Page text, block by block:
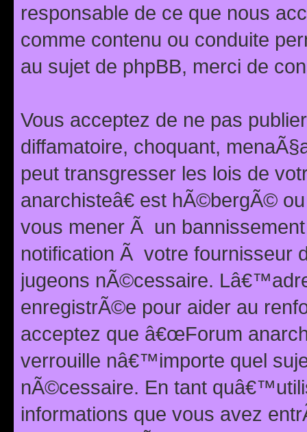
responsable de ce que nous
comme contenu ou conduite
au sujet de phpBB, merci de
Vous acceptez de ne pas
diffamatoire, choquant,
peut transgresser les lois de
anarchisteâ€ est hÃ©bergÃ©
vous mener Ã un
notification Ã votre fournisseur
jugeons nÃ©cessaire.
enregistrÃ©e pour aider au
acceptez que â€œForum
verrouille nâ€™importe quel
nÃ©cessaire. En tant
informations que vous avez